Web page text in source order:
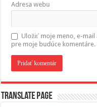
Adresa webu
Uložiť moje meno, e-
pre moje budúce komentáre.
Translate page